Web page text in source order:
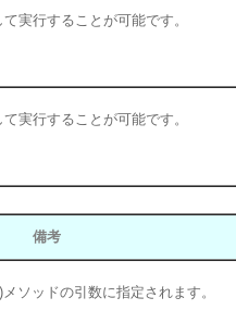
実行することが可能です。
実行することが可能です。
備考
ソッドの引数に指定されます。